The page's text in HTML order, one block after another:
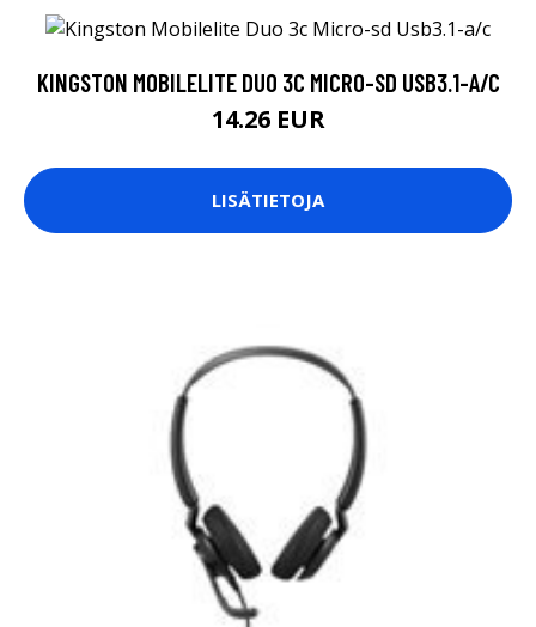
KINGSTON MOBILELITE DUO 3C MICRO-SD USB3.1-A/C
14.26 EUR
LISÄTIETOJA